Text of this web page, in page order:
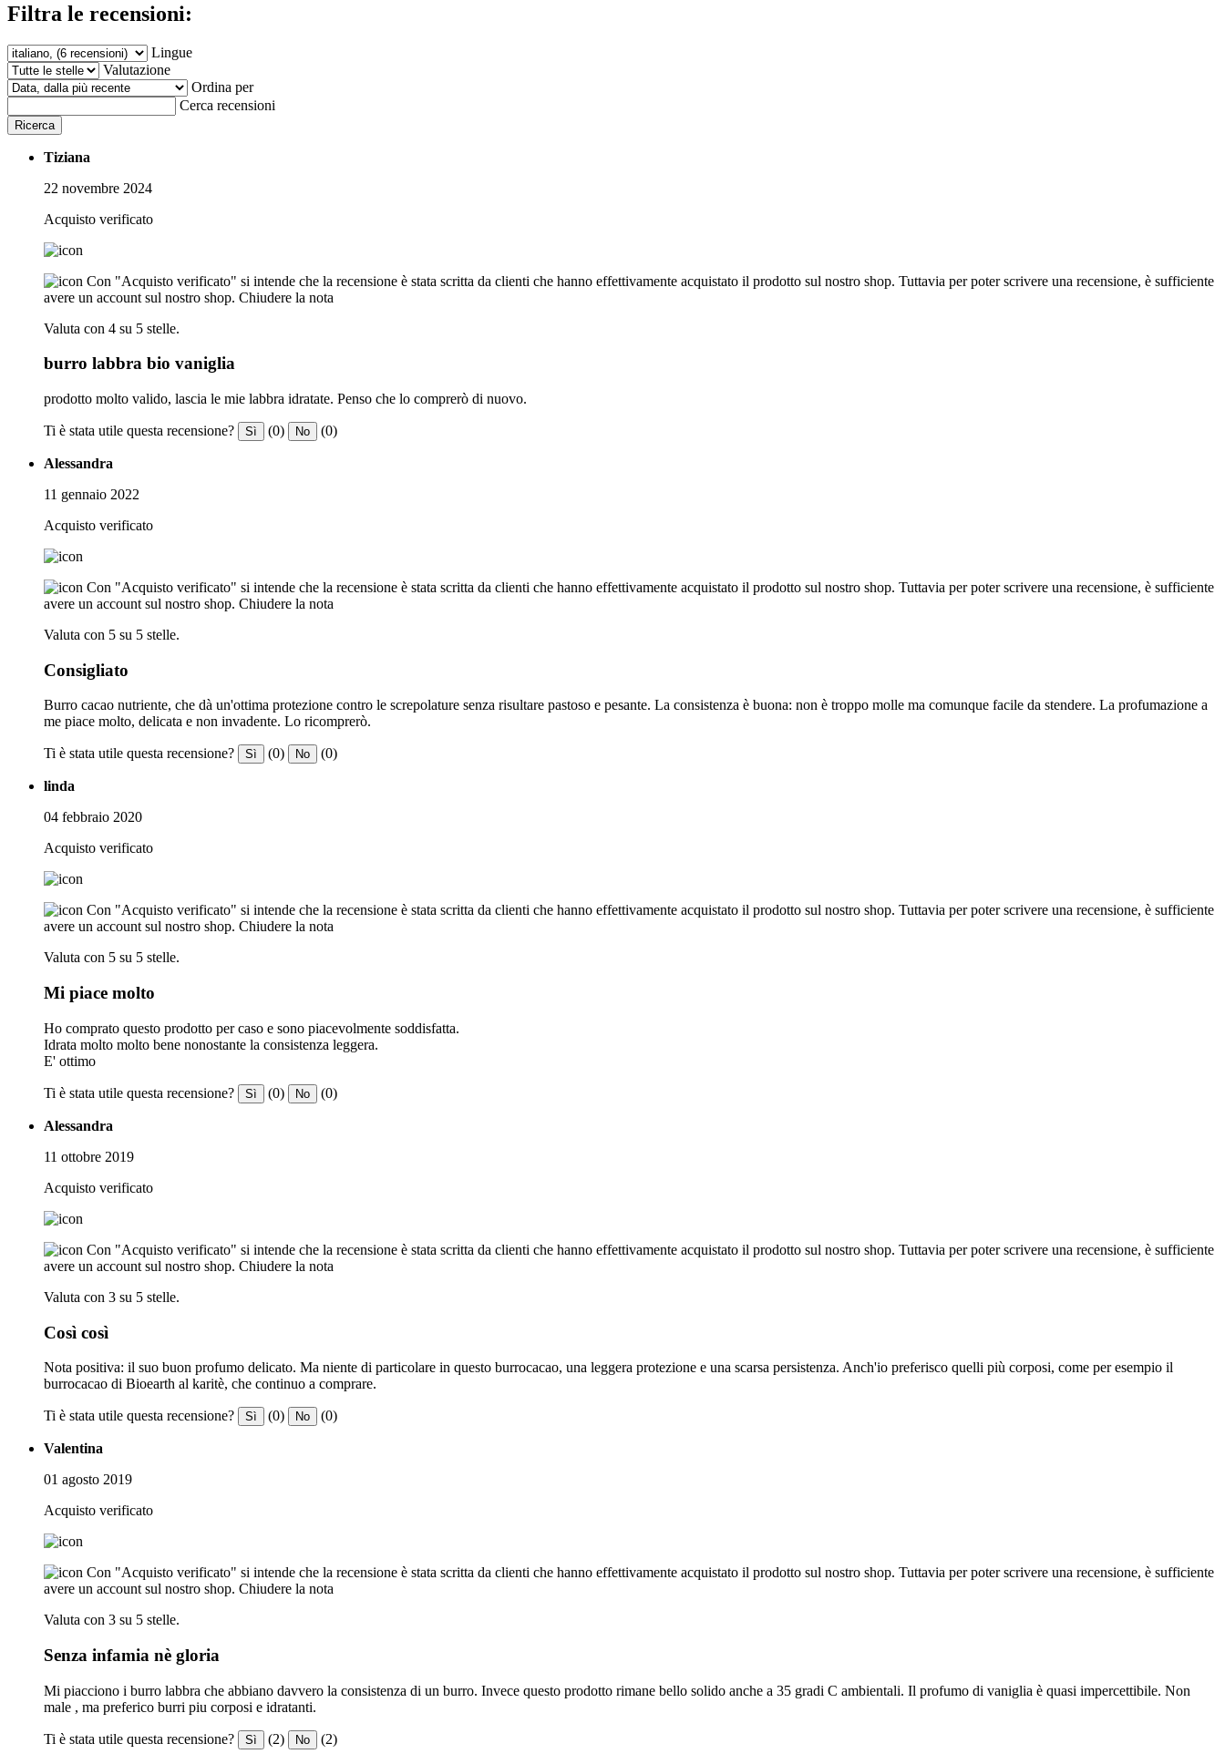
Filtra le recensioni:
Lingue
Valutazione
Ordina per
Cerca recensioni
Ricerca
Tiziana
22 novembre 2024
Acquisto verificato
Con "Acquisto verificato" si intende che la recensione è stata scritta da clienti che hanno effettivamente acquistato il prodotto sul nostro shop. Tuttavia per poter scrivere una recensione, è sufficiente
avere un account sul nostro shop. Chiudere la nota
Valuta con 4 su 5 stelle.
burro labbra bio vaniglia
prodotto molto valido, lascia le mie labbra idratate. Penso che lo comprerò di nuovo.
Ti è stata utile questa recensione? Sì (0) No (0)
Alessandra
11 gennaio 2022
Acquisto verificato
Con "Acquisto verificato" si intende che la recensione è stata scritta da clienti che hanno effettivamente acquistato il prodotto sul nostro shop. Tuttavia per poter scrivere una recensione, è sufficiente
avere un account sul nostro shop. Chiudere la nota
Valuta con 5 su 5 stelle.
Consigliato
Burro cacao nutriente, che dà un'ottima protezione contro le screpolature senza risultare pastoso e pesante. La consistenza è buona: non è troppo molle ma comunque facile da stendere. La profumazione a
me piace molto, delicata e non invadente. Lo ricomprerò.
Ti è stata utile questa recensione? Sì (0) No (0)
linda
04 febbraio 2020
Acquisto verificato
Con "Acquisto verificato" si intende che la recensione è stata scritta da clienti che hanno effettivamente acquistato il prodotto sul nostro shop. Tuttavia per poter scrivere una recensione, è sufficiente
avere un account sul nostro shop. Chiudere la nota
Valuta con 5 su 5 stelle.
Mi piace molto
Ho comprato questo prodotto per caso e sono piacevolmente soddisfatta.
Idrata molto molto bene nonostante la consistenza leggera.
E' ottimo
Ti è stata utile questa recensione? Sì (0) No (0)
Alessandra
11 ottobre 2019
Acquisto verificato
Con "Acquisto verificato" si intende che la recensione è stata scritta da clienti che hanno effettivamente acquistato il prodotto sul nostro shop. Tuttavia per poter scrivere una recensione, è sufficiente
avere un account sul nostro shop. Chiudere la nota
Valuta con 3 su 5 stelle.
Così così
Nota positiva: il suo buon profumo delicato. Ma niente di particolare in questo burrocacao, una leggera protezione e una scarsa persistenza. Anch'io preferisco quelli più corposi, come per esempio il
burrocacao di Bioearth al karitè, che continuo a comprare.
Ti è stata utile questa recensione? Sì (0) No (0)
Valentina
01 agosto 2019
Acquisto verificato
Con "Acquisto verificato" si intende che la recensione è stata scritta da clienti che hanno effettivamente acquistato il prodotto sul nostro shop. Tuttavia per poter scrivere una recensione, è sufficiente
avere un account sul nostro shop. Chiudere la nota
Valuta con 3 su 5 stelle.
Senza infamia nè gloria
Mi piacciono i burro labbra che abbiano davvero la consistenza di un burro. Invece questo prodotto rimane bello solido anche a 35 gradi C ambientali. Il profumo di vaniglia è quasi impercettibile. Non
male , ma preferico burri piu corposi e idratanti.
Ti è stata utile questa recensione? Sì (2) No (2)